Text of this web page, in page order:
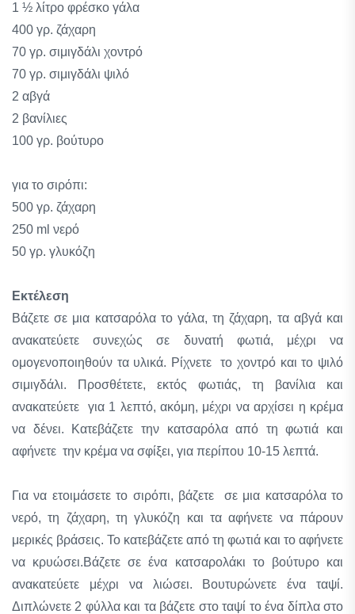
1 ½ λίτρο φρέσκο γάλα
400 γρ. ζάχαρη
70 γρ. σιμιγδάλι χοντρό
70 γρ. σιμιγδάλι ψιλό
2 αβγά
2 βανίλιες
100 γρ. βούτυρο
για το σιρόπι:
500 γρ. ζάχαρη
250 ml νερό
50 γρ. γλυκόζη
Εκτέλεση
Βάζετε σε μια κατσαρόλα το γάλα, τη ζάχαρη, τα αβγά και
ανακατεύετε συνεχώς σε δυνατή φωτιά, μέχρι να
ομογενοποιηθούν τα υλικά. Ρίχνετε το χοντρό και το ψιλό
σιμιγδάλι. Προσθέτετε, εκτός φωτιάς, τη βανίλια και
ανακατεύετε για 1 λεπτό, ακόμη, μέχρι να αρχίσει η κρέμα
να δένει. Κατεβάζετε την κατσαρόλα από τη φωτιά και
αφήνετε την κρέμα να σφίξει, για περίπου 10-15 λεπτά.
Για να ετοιμάσετε το σιρόπι, βάζετε σε μια κατσαρόλα το
νερό, τη ζάχαρη, τη γλυκόζη και τα αφήνετε να πάρουν
μερικές βράσεις. Το κατεβάζετε από τη φωτιά και το αφήνετε
να κρυώσει.Βάζετε σε ένα κατσαρολάκι το βούτυρο και
ανακατεύετε μέχρι να λιώσει. Βουτυρώνετε ένα ταψί.
Διπλώνετε 2 φύλλα και τα βάζετε στο ταψί το ένα δίπλα στο